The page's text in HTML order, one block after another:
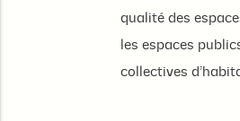
qualité des
les espaces
collectives